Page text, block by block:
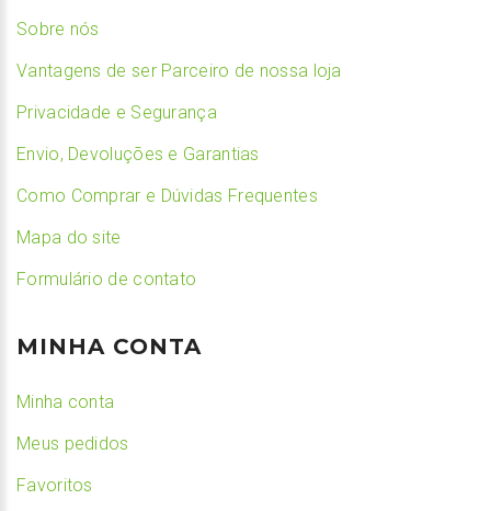
Sobre nós
Vantagens de ser Parceiro de nossa loja
Privacidade e Segurança
Envio, Devoluções e Garantias
Como Comprar e Dúvidas Frequentes
Mapa do site
Formulário de contato
MINHA CONTA
Minha conta
Meus pedidos
Favoritos